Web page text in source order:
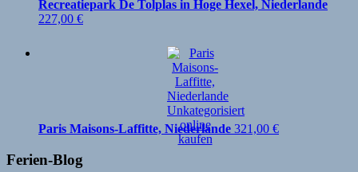
Recreatiepark De Tolplas in Hoge Hexel, Niederlande
227,00 €
Paris Maisons-Laffitte, Niederlande 321,00 €
Ferien-Blog